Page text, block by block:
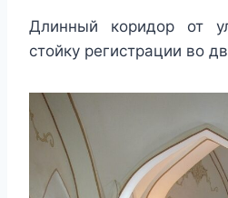
Длинный коридор от
стойку регистрации во